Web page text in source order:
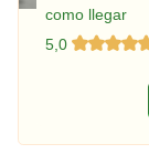
como llegar
5,0